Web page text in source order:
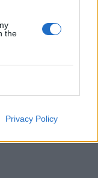
the
Privacy Policy